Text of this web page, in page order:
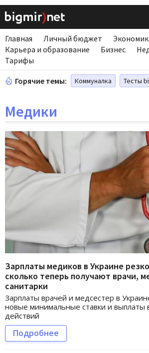
Главная Личный бюджет
Карьера и образование
Бизнес
Тарифы
Горячие темы: Коммуналка Тесты
Медики
Зарплаты медиков в Украине
сколько теперь получают врачи,
санитарки
Зарплаты врачей и медсестер в
новые минимальные ставки и выплаты
действий
Подробнее